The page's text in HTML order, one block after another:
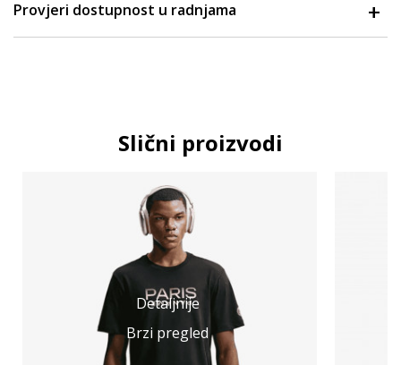
Provjeri dostupnost u radnjama
Slični proizvodi
Detaljnije
Brzi pregled